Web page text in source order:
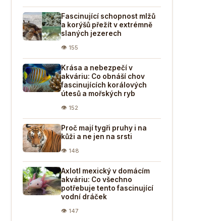
Fascinující schopnost mlžů
a korýšů přežít v extrémně
slaných jezerech
👁 155
Krása a nebezpečí v
akváriu: Co obnáší chov
fascinujících korálových
útesů a mořských ryb
👁 152
Proč mají tygři pruhy i na
kůži a ne jen na srsti
👁 148
Axlotl mexický v domácím
akváriu: Co všechno
potřebuje tento fascinující
vodní dráček
👁 147